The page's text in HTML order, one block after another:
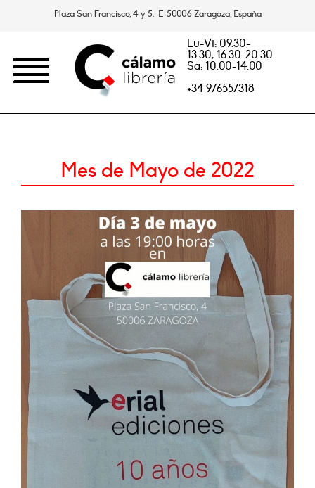
Plaza San Francisco, 4 y 5. E-50006 Zaragoza, España
Lu-Vi: 09.30-
13.30, 16.30-20.30
Sa: 10.00-14.00
+34 976557318
Mes de Mayo de 2022